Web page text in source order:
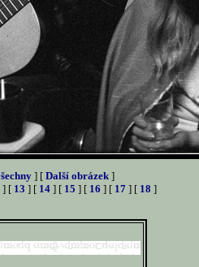
] [ Další obrázek ]
] [ 13 ] [ 14] [ 15 ] [ 16 ] [ 17] [ 18 ]